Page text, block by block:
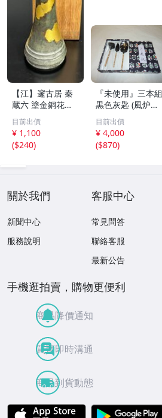
【江】邃古居 秦
蔵六 塗金銅花器
直径約9cm×高さ
30cm 在銘 共箱
古美術品(華道具
花生花瓶花生飾
目前出價
¥ 1,100
($240)
『未使用』三本組
黒色灰匙 (風炉用)
化粧箱
目前出價
¥ 4,000
($870)
關於我們
新聞中心
服務說明
客服中心
常見問答
聯絡客服
最新公告
手機逛拍賣，購物更便利
商品降價通知
買賣即時溝通
商品到貨動態
APP Store